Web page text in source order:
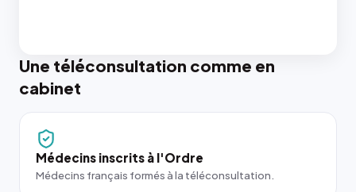
Une téléconsultation comme en
cabinet
Médecins inscrits à l'Ordre
Médecins français formés à la téléconsultation.